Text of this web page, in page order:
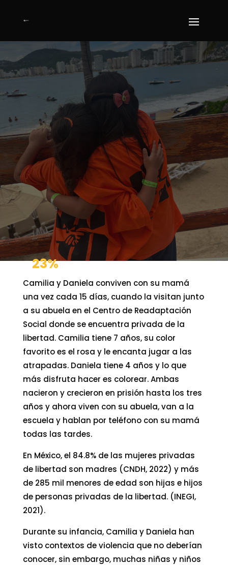
23%
Camilia y Daniela conviven con su mamá
una vez cada 15 días, cuando la visitan junto
a su abuela en el Centro de Readaptación
Social donde se encuentra privada de la
libertad. Camilia tiene 7 años, su color
favorito es el rosa y le encanta jugar a las
atrapadas. Daniela tiene 4 años y lo que
más disfruta hacer es colorear. Ambas
nacieron y crecieron en prisión hasta los tres
años y ahora viven con su abuela, van a la
escuela y hablan por teléfono con su mamá
todas las tardes.
En México, el 84.8% de las mujeres privadas
de libertad son madres (CNDH, 2022) y más
de 285 mil menores de edad son hijas e hijos
de personas privadas de la libertad. (INEGI,
2021).
Durante su infancia, Camilia y Daniela han
visto contextos de violencia que no deberían
conocer, sin embargo, muchas niñas y niños